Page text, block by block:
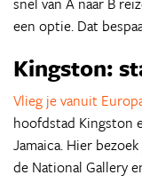
een optie. Dat
Kingston:
Vlieg je vanuit
hoofdstad Kingston
Jamaica. Hier
de National Gallery